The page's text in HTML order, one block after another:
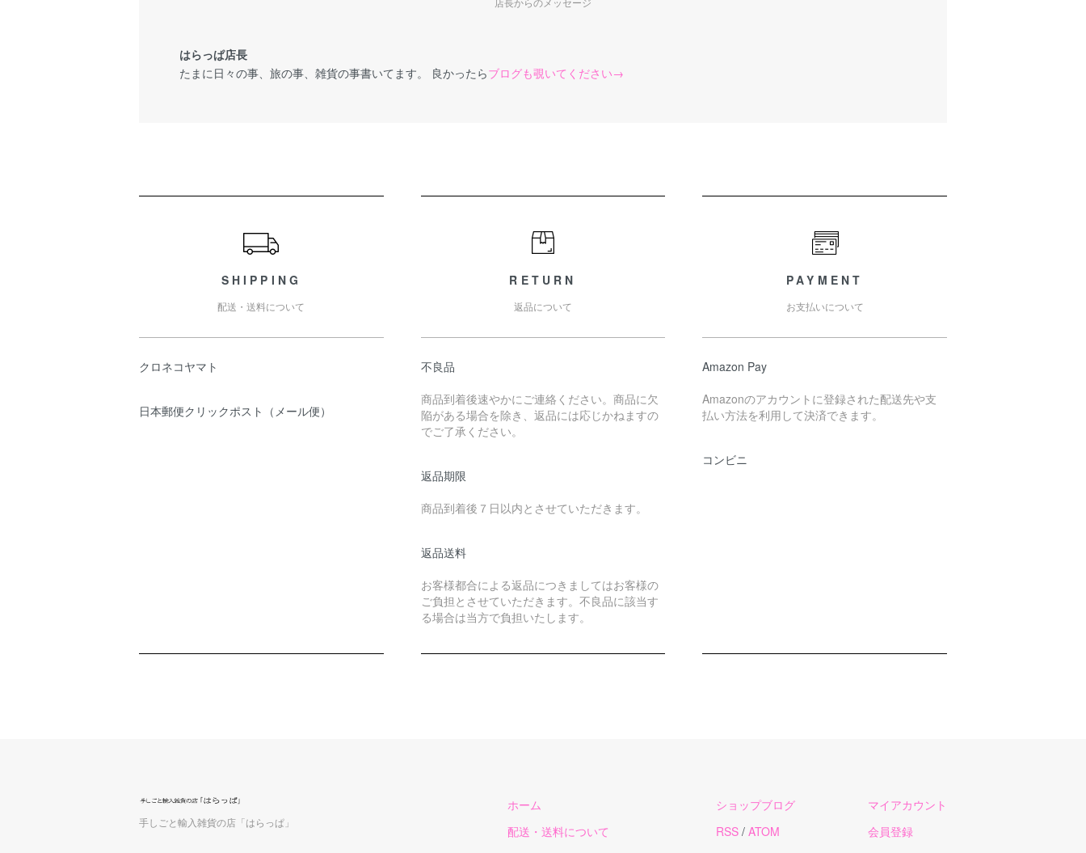
はらっぱ店長
たまに日々の事、旅の事、雑貨の事書いてます。 良かったらブログも覗いてください→
SHIPPING
配送・送料について
クロネコヤマト
日本郵便クリックポスト（メール便）
RETURN
返品について
不良品
商品到着後速やかにご連絡ください。商品に欠
陥がある場合を除き、返品には応じかねますの
でご了承ください。
返品期限
商品到着後７日以内とさせていただきます。
返品送料
お客様都合による返品につきましてはお客様の
ご負担とさせていただきます。不良品に該当す
る場合は当方で負担いたします。
PAYMENT
お支払いについて
Amazon Pay
Amazonのアカウントに登録された配送先や支
払い方法を利用して決済できます。
コンビニ
手しごと輸入雑貨の店「はらっぱ」
ホーム
配送・送料について
ショップブログ
RSS / ATOM
マイアカウント
会員登録